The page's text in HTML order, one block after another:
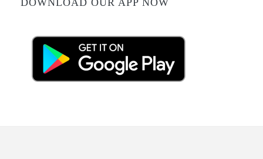
DOWNLOAD OUR APP NOW